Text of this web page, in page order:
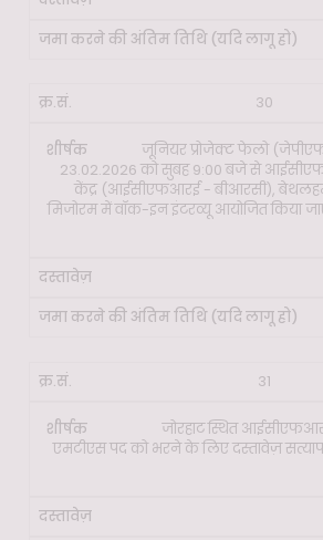
30
जूनियर प्रोजेक्ट फेलो
23.02.2026 को सुबह 9:00 बजे से
केंद्र (आईसीएफआरई - बीआरसी),
मिजोरम में वॉक-इन इंटरव्यू आयोजित किया
31
जोरहाट स्थित
एमटीएस पद को भरने के लिए दस्तावेज़